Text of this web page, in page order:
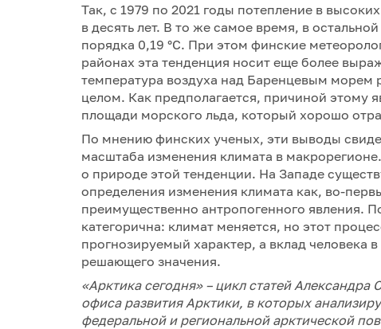
Так, с 1979 по 2021 годы потепление в
в десять лет. В то же самое время, в
порядка 0,19 °C. При этом финские
районах эта тенденция носит еще более
температура воздуха над Баренцевым морем
целом. Как предполагается, причиной этому
площади морского льда, который хорошо
По мнению финских ученых, эти выводы
масштаба изменения климата в
о природе этой тенденции. На Западе
определения изменения климата как, во-
преимущественно антропогенного явления.
категорична: климат меняется, но этот
прогнозируемый характер, а вклад человека
решающего значения.
«Арктика сегодня» – цикл статей
офиса развития Арктики, в которых
федеральной и региональной арктической